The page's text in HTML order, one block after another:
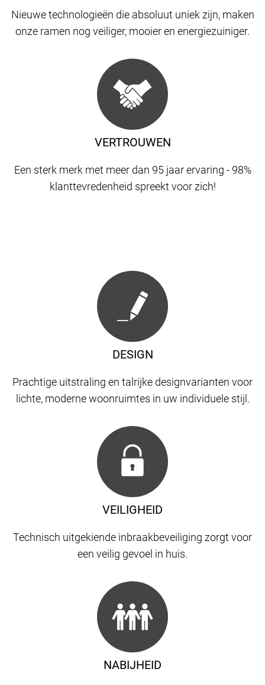
VERTROUWEN
Een sterk merk met meer dan 95 jaar ervaring - 98%
klanttevredenheid spreekt voor zich!
Nieuwe technologieën die absoluut uniek zijn, maken
onze ramen nog veiliger, mooier en energiezuiniger.
DESIGN
Prachtige uitstraling en talrijke designvarianten voor
lichte, moderne woonruimtes in uw individuele stijl.
NABIJHEID
VEILIGHEID
Technisch uitgekiende inbraakbeveiliging zorgt voor
een veilig gevoel in huis.